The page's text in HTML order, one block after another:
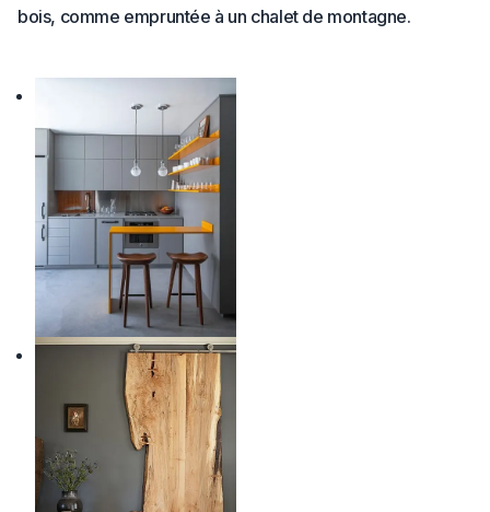
bois, comme empruntée à un chalet de montagne.